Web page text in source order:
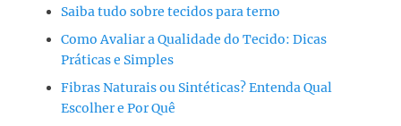
Saiba tudo sobre tecidos para terno
Como Avaliar a Qualidade do Tecido: Dicas
Práticas e Simples
Fibras Naturais ou Sintéticas? Entenda Qual
Escolher e Por Quê